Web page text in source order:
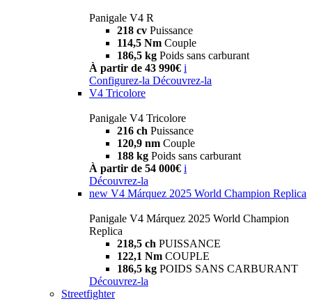
Panigale V4 R
218 cv Puissance
114,5 Nm Couple
186,5 kg Poids sans carburant
À partir de 43 990€ i
Configurez-la Découvrez-la
V4 Tricolore
Panigale V4 Tricolore
216 ch Puissance
120,9 nm Couple
188 kg Poids sans carburant
À partir de 54 000€ i
Découvrez-la
new V4 Márquez 2025 World Champion Replica
Panigale V4 Márquez 2025 World Champion
Replica
218,5 ch PUISSANCE
122,1 Nm COUPLE
186,5 kg POIDS SANS CARBURANT
Découvrez-la
Streetfighter